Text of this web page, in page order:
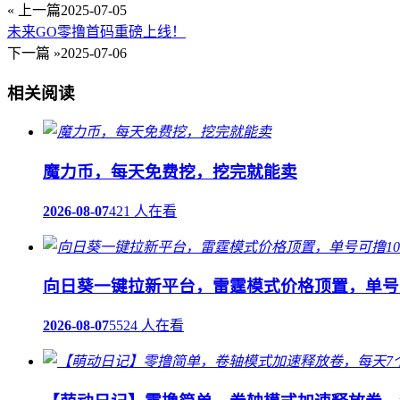
« 上一篇2025-07-05
未来GO零撸首码重磅上线！
下一篇 »2025-07-06
相关阅读
魔力币，每天免费挖，挖完就能卖
2026-08-07421 人在看
向日葵一键拉新平台，雷霆模式价格顶置，单
2026-08-075524 人在看